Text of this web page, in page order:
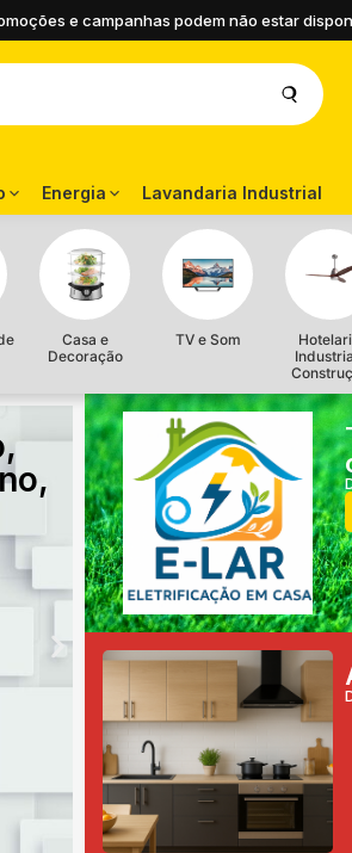
e campanhas podem não estar
Energia Lavandaria Industrial
Casa e
Decoração
TV e Som